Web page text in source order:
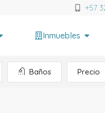
+57
Inmuebles
Baños Precio